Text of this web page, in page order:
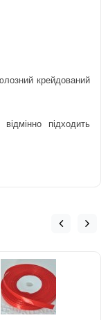
крейдований
підходить